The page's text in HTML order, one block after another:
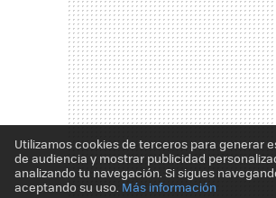
Utilizamos cookies de terceros para generar
de audiencia y mostrar publicidad
analizando tu navegación. Si sigues
aceptando su uso. Más información